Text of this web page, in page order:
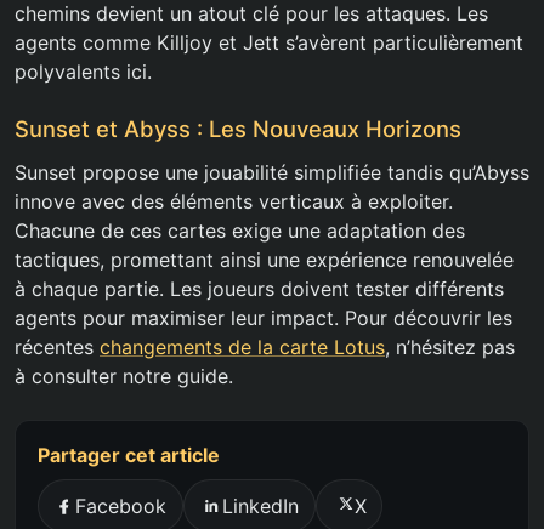
chemins devient un atout clé pour les attaques. Les
agents comme Killjoy et Jett s’avèrent particulièrement
polyvalents ici.
Sunset et Abyss : Les Nouveaux Horizons
Sunset propose une jouabilité simplifiée tandis qu’Abyss
innove avec des éléments verticaux à exploiter.
Chacune de ces cartes exige une adaptation des
tactiques, promettant ainsi une expérience renouvelée
à chaque partie. Les joueurs doivent tester différents
agents pour maximiser leur impact. Pour découvrir les
récentes changements de la carte Lotus, n’hésitez pas
à consulter notre guide.
Partager cet article
Facebook LinkedIn X